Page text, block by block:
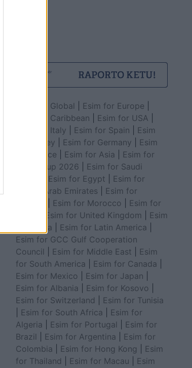
Esim for Global Esim for Europe
Esim for Caribbean
Esim for USA
Esim for Italy
Esim for Spain
Esim
for Turkey
Esim for Germany
Esim
for Greece
Esim for Asia
Esim for
World Cup 2026
Esim for Saudi
Esim for Egypt
Esim for
United Arab Emirates
Esim for
Esim for Morocco
Esim for
Esim for United Kingdom
Esim
for Africa
Esim for Latin America
Esim for GCC Gulf Cooperation
Council
Esim for Middle East
Esim
for South America
Esim for Canada
Esim for Mexico
Esim for Japan
Esim for Albania
Esim for Kosovo
Esim for Switzerland
Esim for Tunisia
Esim for South Africa
Esim for
Algeria
Esim for Portugal
Esim for
Brazil
Esim for Argentina
Esim for
Colombia
Esim for Hong Kong
Esim
for Thailand
Esim for Macau
Esim